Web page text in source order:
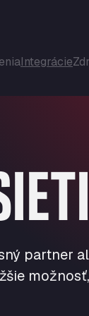
Integrácie
partner